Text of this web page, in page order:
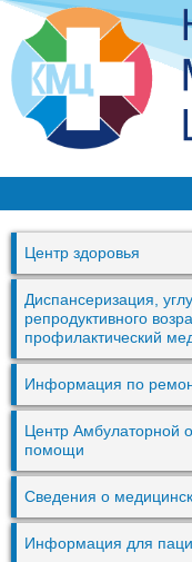
М
Ц
Ч
и
ы
Центр здоровья
Диспансеризация,
репродуктивного
профилактический
Информация по
Центр Амбулаторной
помощи
Сведения о
Информация для